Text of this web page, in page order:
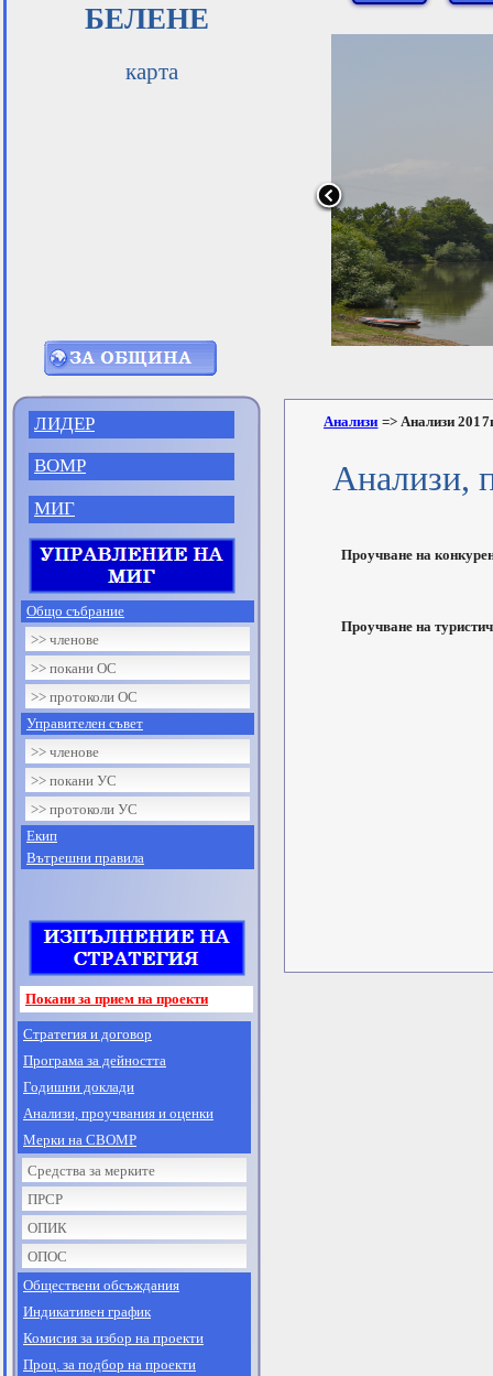
БЕЛЕНЕ
карта
Анализи,
ЛИДЕР
ВОМР
МИГ
Проучване на
Покани за прием на проекти
Проучване на
Анализи => Анализи
Общо събрание
>> членове
>> покани ОС
>> протоколи ОС
Управителен съвет
>> членове
>> покани УС
>> протоколи УС
Екип
Вътрешни правила
Стратегия и договор
Програма за дейността
Годишни доклади
Анализи, проучвания и оценки
Мерки на СВОМР
Средства за мерките
ПРСР
ОПИК
ОПОС
Обществени обсъждания
Индикативен график
Комисия за избор на проекти
Проц. за подбор на проекти